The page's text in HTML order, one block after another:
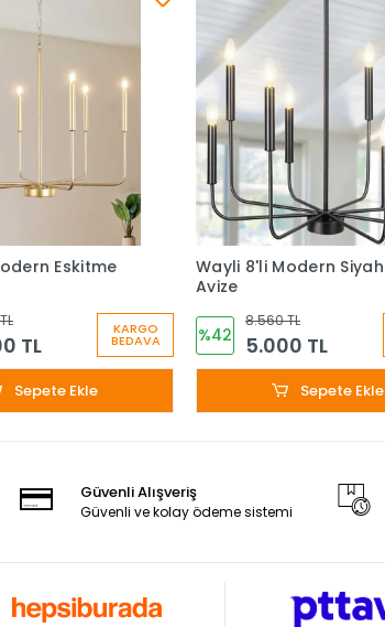
Eskitme
TL
KARGO
BEDAVA
Sepete Ekle
Wayli 8'li Modern Siyah
Avize
%42
8.560 TL
5.000 TL
Sepete Ekle
Güvenli Alışveriş
Güvenli ve kolay ödeme sistemi